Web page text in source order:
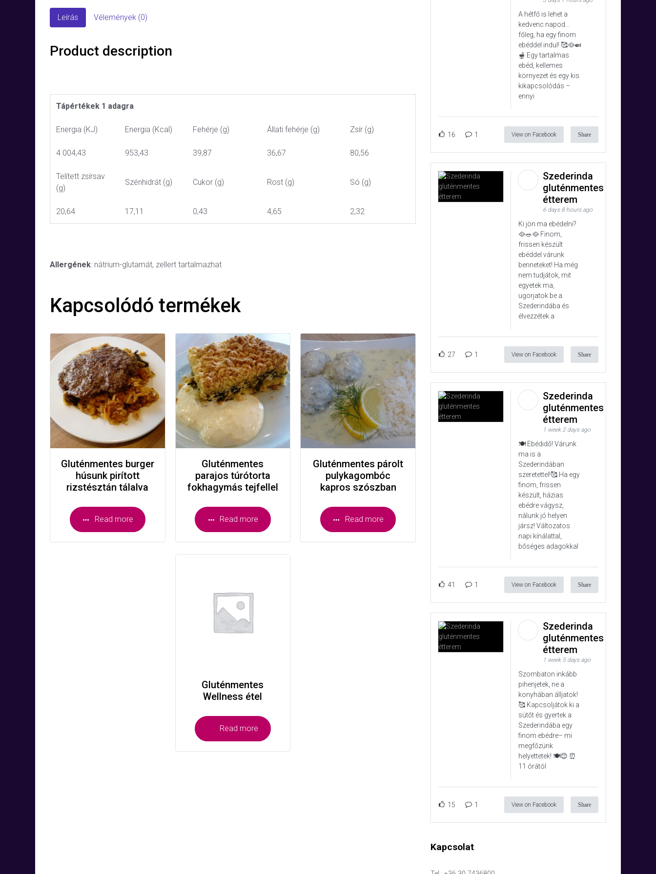
Leírás Vélemények (0)
Product description
Tápértékek 1 adagra
Energia (KJ) Energia (Kcal) Fehérje (g) Állati fehérje (g) Zsír (g)
4 004,43 953,43 39,87 36,67 80,56
Telített zsírsav
(g)
Szénhidrát (g) Cukor (g) Rost (g) Só (g)
20,64 17,11 0,43 4,65 2,32
Allergének: nátrium-glutamát, zellert tartalmazhat
Kapcsolódó termékek
Gluténmentes burger
húsunk pirított
rizstésztán tálalva
Read more
Gluténmentes
parajos túrótorta
fokhagymás tejfellel
Read more
Gluténmentes
Wellness étel
Read more
Gluténmentes párolt
pulykagombóc
kapros szószban
Read more
A hétfő is lehet a
kedvenc napod…
főleg, ha egy finom
ebéddel indul! 🥰🥘🍛
🫕 Egy tartalmas
ebéd, kellemes
környezet és egy kis
kikapcsolódás –
ennyi
16 1 View on Facebook Share
Szederinda
gluténmentes
étterem
6 days 8 hours ago
Ki jön ma ebédelni?
🥘🥗🥘 Finom,
frissen készült
ebéddel várunk
benneteket! Ha még
nem tudjátok, mit
egyetek ma,
ugorjatok be a
Szederindába és
élvezzétek a
27 1 View on Facebook Share
Szederinda
gluténmentes
étterem
1 week 2 days ago
🍽️ Ebédidő! Várunk
ma is a
Szederindában
szeretettel!🥰 Ha egy
finom, frissen
készült, házias
ebédre vágysz,
nálunk jó helyen
jársz! Változatos
napi kínálattal,
bőséges adagokkal
41 1 View on Facebook Share
Szederinda
gluténmentes
étterem
1 week 5 days ago
Szombaton inkább
pihenjetek, ne a
konyhában álljatok!
🥰 Kapcsoljátok ki a
sütőt és gyertek a
Szederindába egy
finom ebédre– mi
megfőzünk
helyettetek! 🍽️😊 ⏰
11 órától
15 1 View on Facebook Share
Kapcsolat